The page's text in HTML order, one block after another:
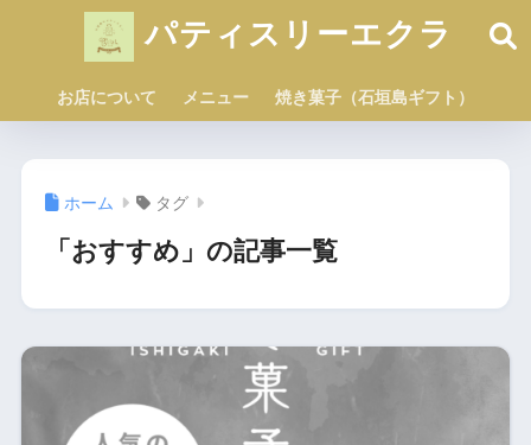
パティスリーエクラ
お店について メニュー 焼き菓子（石垣島ギフト）
ホーム タグ
「おすすめ」の記事一覧